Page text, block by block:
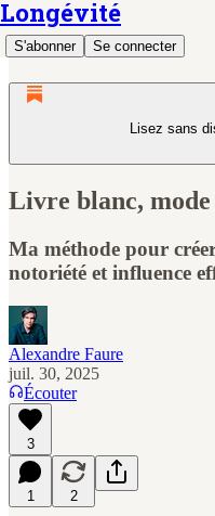
Longévité
S'abonner Se connecter
Lisez sans
Livre blanc,
Ma méthode pour
notoriété et influence
Alexandre Faure
juil. 30, 2025
Écouter
3
1 2